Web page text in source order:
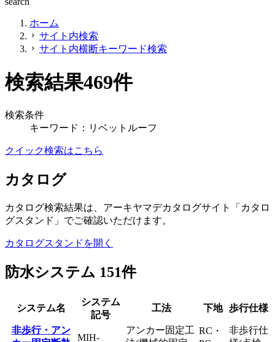
ホーム
chevron_right サイト内検索
chevron_right サイト内横断キーワード検索
検索結果469件
検索条件
キーワード：リベットルーフ
クイック検索はこちら
カタログ
カタログ検索結果は、アーキヤマデカタログサイト「カタロ
グスタンド」でご確認いただけます。
カタログスタンドを開く
防水システム 151件
システム名
システム
記号
工法 下地 歩行仕様
非歩行・アン
MIH-
アンカー固定工 RC・
非歩行仕